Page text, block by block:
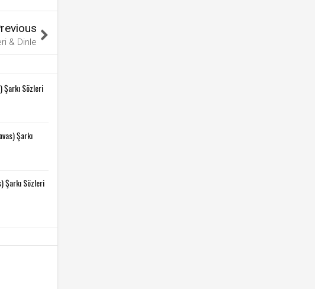
& Dinle
Şarkı Sözleri
Şarkı
Şarkı Sözleri